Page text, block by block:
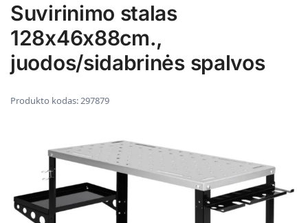
Suvirinimo stalas
128x46x88cm.,
juodos/sidabrinės spalvos
Produkto kodas:297879